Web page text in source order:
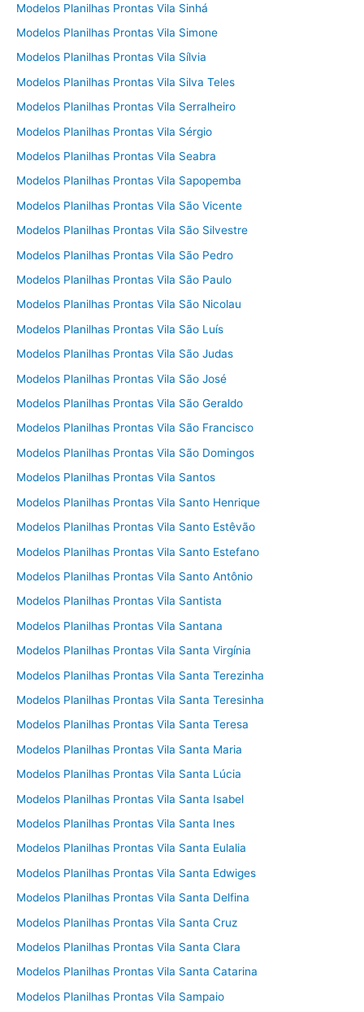
Modelos Planilhas Prontas Vila Sinhá
Modelos Planilhas Prontas Vila Simone
Modelos Planilhas Prontas Vila Sílvia
Modelos Planilhas Prontas Vila Silva Teles
Modelos Planilhas Prontas Vila Serralheiro
Modelos Planilhas Prontas Vila Sérgio
Modelos Planilhas Prontas Vila Seabra
Modelos Planilhas Prontas Vila Sapopemba
Modelos Planilhas Prontas Vila São Vicente
Modelos Planilhas Prontas Vila São Silvestre
Modelos Planilhas Prontas Vila São Pedro
Modelos Planilhas Prontas Vila São Paulo
Modelos Planilhas Prontas Vila São Nicolau
Modelos Planilhas Prontas Vila São Luís
Modelos Planilhas Prontas Vila São Judas
Modelos Planilhas Prontas Vila São José
Modelos Planilhas Prontas Vila São Geraldo
Modelos Planilhas Prontas Vila São Francisco
Modelos Planilhas Prontas Vila São Domingos
Modelos Planilhas Prontas Vila Santos
Modelos Planilhas Prontas Vila Santo Henrique
Modelos Planilhas Prontas Vila Santo Estêvão
Modelos Planilhas Prontas Vila Santo Estefano
Modelos Planilhas Prontas Vila Santo Antônio
Modelos Planilhas Prontas Vila Santista
Modelos Planilhas Prontas Vila Santana
Modelos Planilhas Prontas Vila Santa Virgínia
Modelos Planilhas Prontas Vila Santa Terezinha
Modelos Planilhas Prontas Vila Santa Teresinha
Modelos Planilhas Prontas Vila Santa Teresa
Modelos Planilhas Prontas Vila Santa Maria
Modelos Planilhas Prontas Vila Santa Lúcia
Modelos Planilhas Prontas Vila Santa Isabel
Modelos Planilhas Prontas Vila Santa Ines
Modelos Planilhas Prontas Vila Santa Eulalia
Modelos Planilhas Prontas Vila Santa Edwiges
Modelos Planilhas Prontas Vila Santa Delfina
Modelos Planilhas Prontas Vila Santa Cruz
Modelos Planilhas Prontas Vila Santa Clara
Modelos Planilhas Prontas Vila Santa Catarina
Modelos Planilhas Prontas Vila Sampaio